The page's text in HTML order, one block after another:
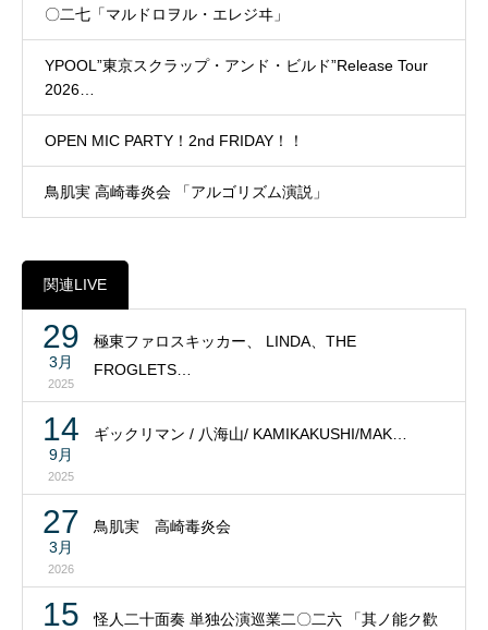
〇二七「マルドロヲル・エレジヰ」
YPOOL”東京スクラップ・アンド・ビルド”Release Tour
2026…
OPEN MIC PARTY！2nd FRIDAY！！
鳥肌実 高崎毒炎会 「アルゴリズム演説」
関連LIVE
29
3月
2025
極東ファロスキッカー、 LINDA、THE
FROGLETS…
14
9月
2025
ギックリマン / 八海山/ KAMIKAKUSHI/MAK…
27
3月
2026
鳥肌実 高崎毒炎会
15 怪人二十面奏 単独公演巡業二〇二六 「其ノ能ク歡